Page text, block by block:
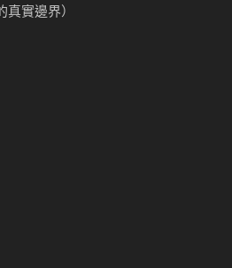
實邊界）